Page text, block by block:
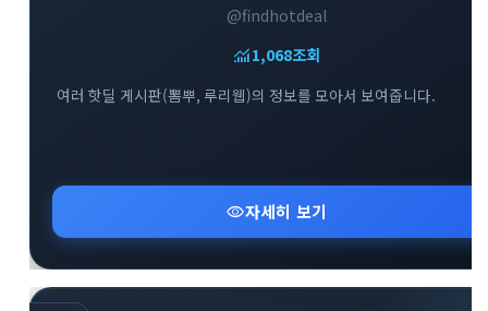
@findhotdeal
monitoring1,068조회
여러 핫딜 게시판(뽐뿌, 루리웹)의 정보를 모아서 보여줍니다.
visibility자세히 보기